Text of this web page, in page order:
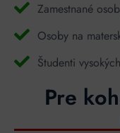
Zamestnané
Osoby na
Študenti
Pre